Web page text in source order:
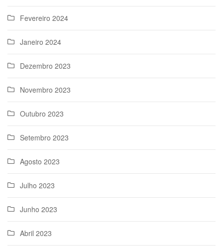
Fevereiro 2024
Janeiro 2024
Dezembro 2023
Novembro 2023
Outubro 2023
Setembro 2023
Agosto 2023
Julho 2023
Junho 2023
Abril 2023